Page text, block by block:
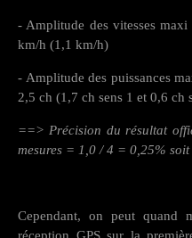
- Amplitude des vitesses
km/h (1,1 km/h)
- Amplitude des puissances
2,5 ch (1,7 ch sens 1 et 0,6 ch
==> Précision du résultat
mesures = 1,0 / 4 = 0,25% soit
Cependant, on peut quand
réception GPS sur la